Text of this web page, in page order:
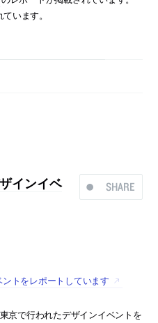
います。
SHARE
インイベ
トをレポートしています
京で行われたデザインイベントを